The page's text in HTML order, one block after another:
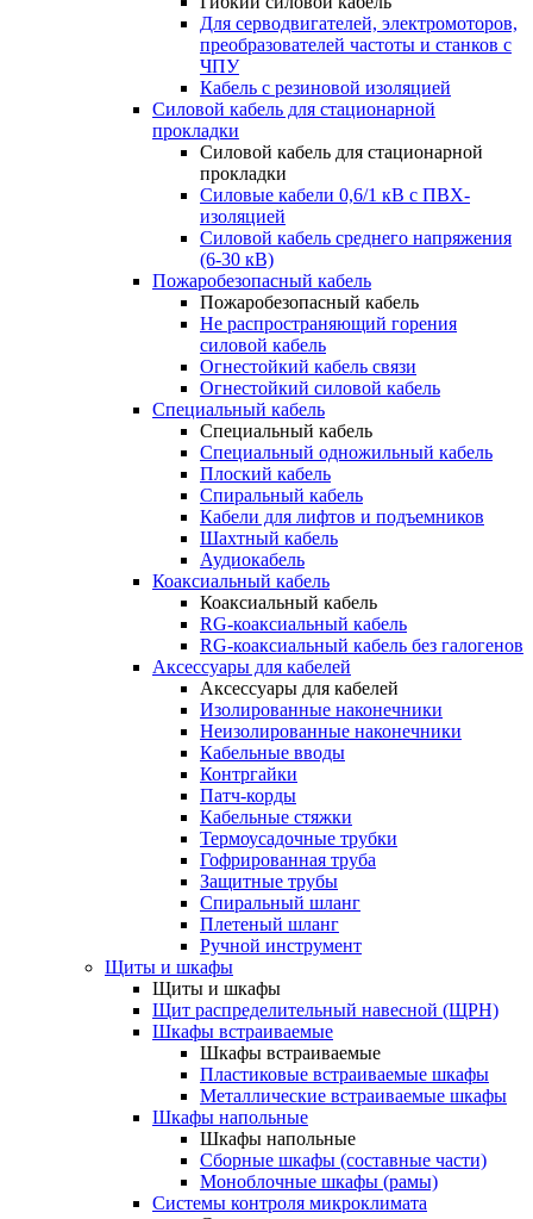
Для серводвигателей, электромоторов,
преобразователей частоты и станков с
ЧПУ
Кабель с резиновой изоляцией
Силовой кабель для стационарной
прокладки
Силовой кабель для стационарной
прокладки
Силовые кабели 0,6/1 кВ с ПВХ-
изоляцией
Силовой кабель среднего напряжения
(6-30 кВ)
Пожаробезопасный кабель
Пожаробезопасный кабель
Не распространяющий горения
силовой кабель
Огнестойкий кабель связи
Огнестойкий силовой кабель
Специальный кабель
Специальный кабель
Специальный одножильный кабель
Плоский кабель
Спиральный кабель
Кабели для лифтов и подъемников
Шахтный кабель
Аудиокабель
Коаксиальный кабель
Коаксиальный кабель
RG-коаксиальный кабель
RG-коаксиальный кабель без галогенов
Аксессуары для кабелей
Аксессуары для кабелей
Изолированные наконечники
Неизолированные наконечники
Кабельные вводы
Контргайки
Патч-корды
Кабельные стяжки
Термоусадочные трубки
Гофрированная труба
Защитные трубы
Спиральный шланг
Плетеный шланг
Ручной инструмент
Щиты и шкафы
Щиты и шкафы
Щит распределительный навесной (ЩРН)
Шкафы встраиваемые
Шкафы встраиваемые
Пластиковые встраиваемые шкафы
Металлические встраиваемые шкафы
Шкафы напольные
Шкафы напольные
Сборные шкафы (составные части)
Моноблочные шкафы (рамы)
Системы контроля микроклимата